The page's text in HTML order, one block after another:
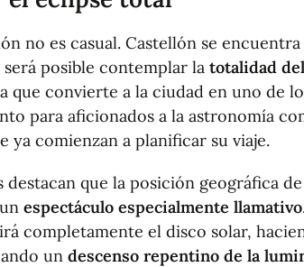
no es casual. Castellón se
será posible contemplar la totalidad
que convierte a la ciudad en uno de
para aficionados a la astronomía
ya comienzan a planificar su viaje.
destacan que la posición geográfica
espectáculo especialmente llamativo
completamente el disco solar,
un descenso repentino de la